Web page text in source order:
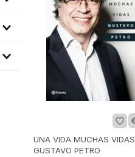
UNA VIDA MUCHAS VIDAS
GUSTAVO PETRO